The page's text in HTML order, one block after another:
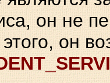
он не
он